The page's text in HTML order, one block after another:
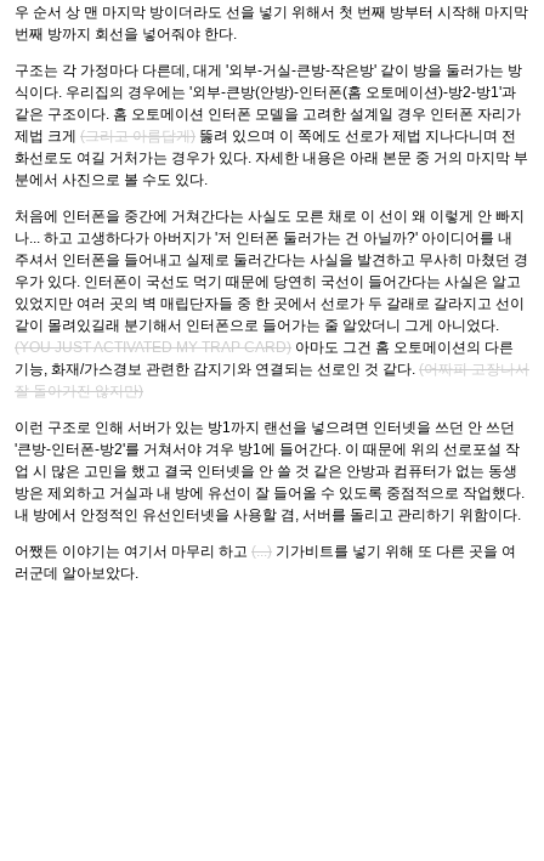
우 순서 상 맨 마지막 방이더라도 선을 넣기 위해서 첫 번째 방부터 시작해 마지막
번째 방까지 회선을 넣어줘야 한다.
구조는 각 가정마다 다른데, 대게 '외부-거실-큰방-작은방' 같이 방을 둘러가는 방
식이다. 우리집의 경우에는 '외부-큰방(안방)-인터폰(홈 오토메이션)-방2-방1'과
같은 구조이다. 홈 오토메이션 인터폰 모델을 고려한 설계일 경우 인터폰 자리가
제법 크게 (그리고 아름답게) 뚫려 있으며 이 쪽에도 선로가 제법 지나다니며 전
화선로도 여길 거처가는 경우가 있다. 자세한 내용은 아래 본문 중 거의 마지막 부
분에서 사진으로 볼 수도 있다.
처음에 인터폰을 중간에 거쳐간다는 사실도 모른 채로 이 선이 왜 이렇게 안 빠지
나... 하고 고생하다가 아버지가 '저 인터폰 둘러가는 건 아닐까?' 아이디어를 내
주셔서 인터폰을 들어내고 실제로 둘러간다는 사실을 발견하고 무사히 마쳤던 경
우가 있다. 인터폰이 국선도 먹기 때문에 당연히 국선이 들어간다는 사실은 알고
있었지만 여러 곳의 벽 매립단자들 중 한 곳에서 선로가 두 갈래로 갈라지고 선이
같이 몰려있길래 분기해서 인터폰으로 들어가는 줄 알았더니 그게 아니었다.
(YOU JUST ACTIVATED MY TRAP CARD) 아마도 그건 홈 오토메이션의 다른
기능, 화재/가스경보 관련한 감지기와 연결되는 선로인 것 같다. (어짜피 고장나서
잘 돌아가진 않지만)
이런 구조로 인해 서버가 있는 방1까지 랜선을 넣으려면 인터넷을 쓰던 안 쓰던
'큰방-인터폰-방2'를 거쳐서야 겨우 방1에 들어간다. 이 때문에 위의 선로포설 작
업 시 많은 고민을 했고 결국 인터넷을 안 쓸 것 같은 안방과 컴퓨터가 없는 동생
방은 제외하고 거실과 내 방에 유선이 잘 들어올 수 있도록 중점적으로 작업했다.
내 방에서 안정적인 유선인터넷을 사용할 겸, 서버를 돌리고 관리하기 위함이다.
어쨌든 이야기는 여기서 마무리 하고 (...) 기가비트를 넣기 위해 또 다른 곳을 여
러군데 알아보았다.